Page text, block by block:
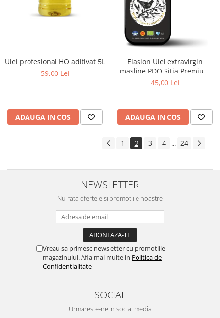
Ulei profesional HO aditivat 5L
59,00 Lei
ADAUGA IN COS
Elasion Ulei extravirgin
masline PDO Sitia Premium
500ml ECO
45,00 Lei
ADAUGA IN COS
1 2 3 4 ... 24
NEWSLETTER
Nu rata ofertele si promotiile noastre
Vreau sa primesc newsletter cu promotiile
magazinului. Afla mai multe in Politica de
Confidentialitate
SOCIAL
Urmareste-ne in social media